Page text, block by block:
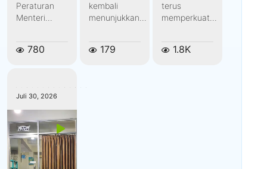
Peraturan
Menteri...
780
kembali
menunjukkan...
179
terus
memperkuat...
1.8K
Juli 30, 2026